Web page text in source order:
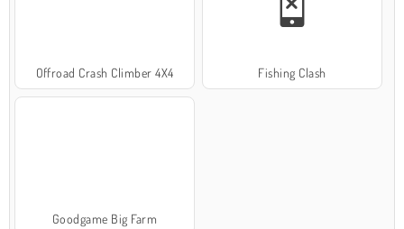
Offroad Crash Climber 4X4 Fishing Clash
Goodgame Big Farm